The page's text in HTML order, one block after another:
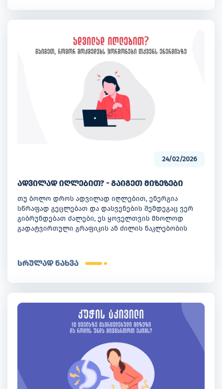
24/02/2026
ადვილად იღლებით? - გაიგეთ მიზეზები
თუ ბოლო დროს ადვილად იღლებით, ენერგია
სწრაფად გეცლებათ და დასვენების შემდეგაც ვერ
გიბრუნდებათ ძალები, ეს ყოველთვის მხოლოდ
გადატვირთული გრაფიკის ან ძილის ნაკლებობის
იმალება.
სრულად ნახვა